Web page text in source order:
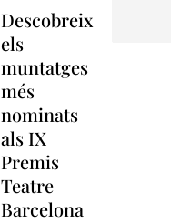
Descobreix
els
muntatges
més
nominats
als IX
Premis
Teatre
Barcelona